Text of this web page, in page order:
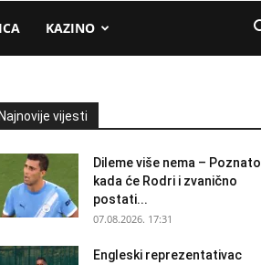
KAZINO
Najnovije vijesti
Dileme više nema – Poznato
kada će Rodri i zvanično
postati...
07.08.2026. 17:31
Engleski reprezentativac